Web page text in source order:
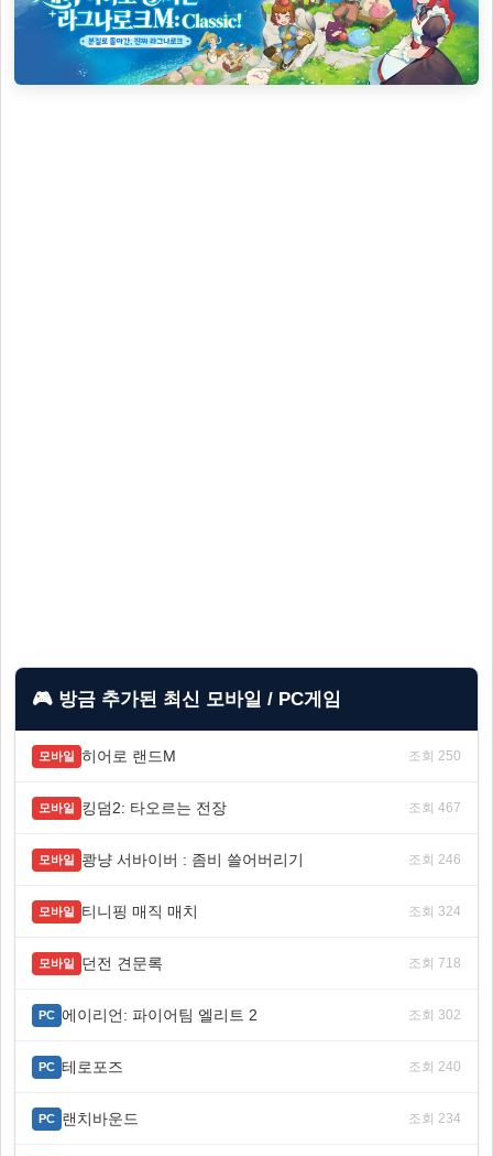
🎮 방금 추가된 최신 모바일 / PC게임
모바일 히어로 랜드M 조회 250
모바일 킹덤2: 타오르는 전장 조회 467
모바일 쾅냥 서바이버 : 좀비 쓸어버리기 조회 246
모바일 티니핑 매직 매치 조회 324
모바일 던전 견문록 조회 718
PC 에이리언: 파이어팀 엘리트 2 조회 302
PC 테로포즈 조회 240
PC 랜치바운드 조회 234